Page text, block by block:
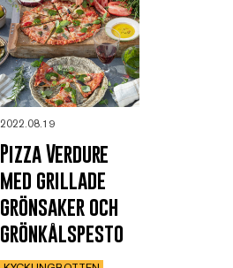
2022.08.19
Pizza Verdure
med grillade
grönsaker och
grönkålspesto